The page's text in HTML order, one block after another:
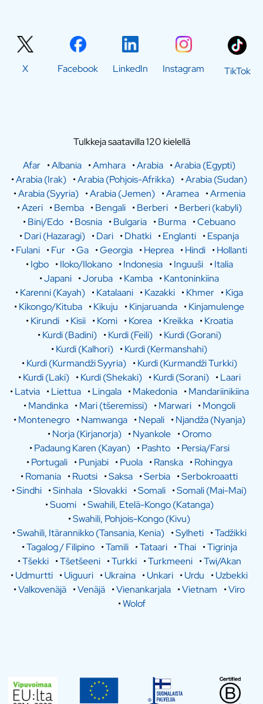
X Facebook LinkedIn Instagram TikTok
Tulkkeja saatavilla 120 kielellä
Afar •Albania •Amhara •Arabia •Arabia (Egypti)
•Arabia (Irak) •Arabia (Pohjois-Afrikka) •Arabia (Sudan)
•Arabia (Syyria) •Arabia (Jemen) •Aramea •Armenia
•Azeri •Bemba •Bengali •Berberi •Berberi (kabyli)
•Bini/Edo •Bosnia •Bulgaria •Burma •Cebuano
•Dari (Hazaragi) •Dari •Dhatki •Englanti •Espanja
•Fulani •Fur •Ga •Georgia •Heprea •Hindi •Hollanti
•Igbo •Iloko/Ilokano •Indonesia •Inguuši •Italia
•Japani •Joruba •Kamba •Kantoninkiina
•Karenni (Kayah) •Katalaani •Kazakki •Khmer •Kiga
•Kikongo/Kituba •Kikuju •Kinjaruanda •Kinjamulenge
•Kirundi •Kisii •Komi •Korea •Kreikka •Kroatia
•Kurdi (Badini) •Kurdi (Feili) •Kurdi (Gorani)
•Kurdi (Kalhori) •Kurdi (Kermanshahi)
•Kurdi (Kurmandži Syyria) •Kurdi (Kurmandži Turkki)
•Kurdi (Laki) •Kurdi (Shekaki) •Kurdi (Sorani) •Laari
•Latvia •Liettua •Lingala •Makedonia •Mandariinikiina
•Mandinka •Mari (tšeremissi) •Marwari •Mongoli
•Montenegro •Namwanga •Nepali •Njandža (Nyanja)
•Norja (Kirjanorja) •Nyankole •Oromo
•Padaung Karen (Kayan) •Pashto •Persia/Farsi
•Portugali •Punjabi •Puola •Ranska •Rohingya
•Romania •Ruotsi •Saksa •Serbia •Serbokroaatti
•Sindhi •Sinhala •Slovakki •Somali •Somali (Mai-Mai)
•Suomi •Swahili, Etelä-Kongo (Katanga)
•Swahili, Pohjois-Kongo (Kivu)
•Swahili, Itärannikko (Tansania, Kenia) •Sylheti •Tadžikki
•Tagalog / Filipino •Tamili •Tataari •Thai •Tigrinja
•Tšekki •Tšetšeeni •Turkki •Turkmeeni •Twi/Akan
•Udmurtti •Uiguuri •Ukraina •Unkari •Urdu •Uzbekki
•Valkovenäjä •Venäjä •Vienankarjala •Vietnam •Viro
•Wolof